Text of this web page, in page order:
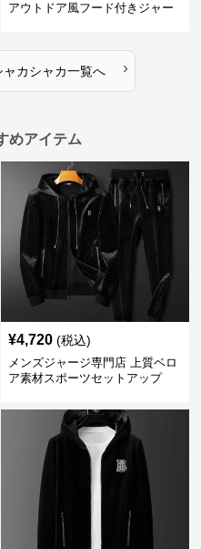
アウトドア風フード付きジャー
ャカシャカ一覧へ ›
めアイテム
¥4,720 (税込)
メンズジャージ専門店 上質ベロ
ア素材スポーツセットアップ